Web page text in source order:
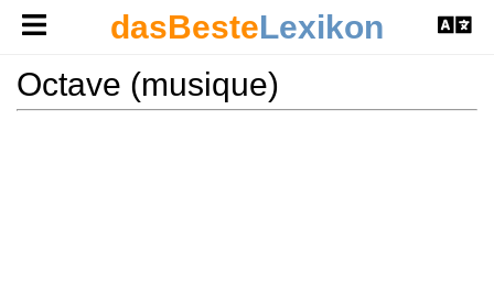
dasBesteLexikon
Octave (musique)